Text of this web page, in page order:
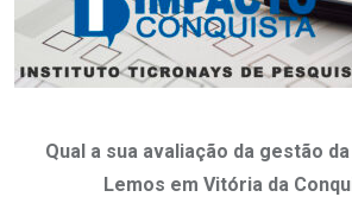
Qual a sua avaliação da gestão
Lemos em Vitória da